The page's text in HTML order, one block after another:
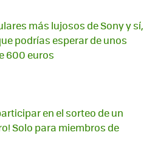
más lujosos de Sony y sí,
podrías esperar de unos
600 euros
en el sorteo de un
Solo para miembros de